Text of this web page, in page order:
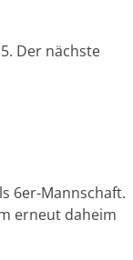
Der nächste
6er-Mannschaft.
erneut daheim